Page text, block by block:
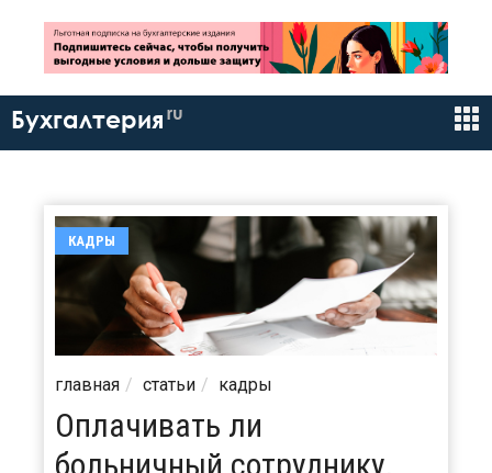
Бухгалтерия ru
КАДРЫ
главная статьи кадры
Оплачивать ли
больничный сотруднику,